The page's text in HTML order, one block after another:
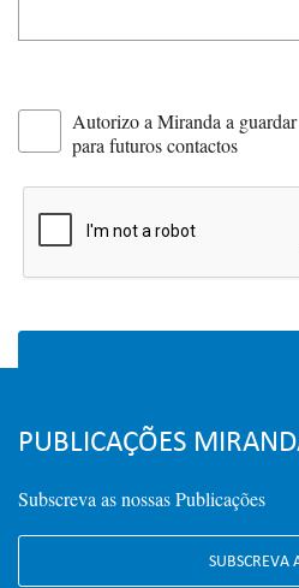
Autorizo a Miranda a guardar
para futuros contactos
PUBLICAÇÕES
Subscreva as nossas Publicações
SUBSCREVA